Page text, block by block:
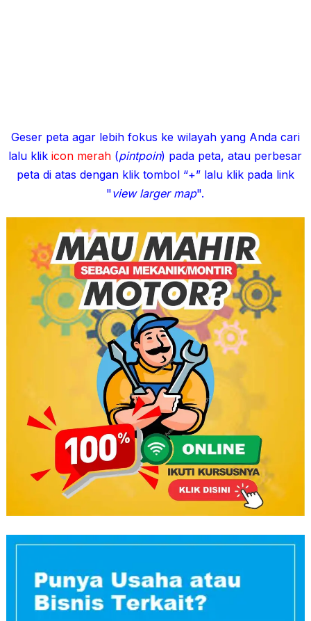
Geser peta agar lebih fokus ke wilayah yang Anda cari
lalu klikicon merah (pintpoin) pada peta, atau perbesar
peta di atas dengan klik tombol “+” lalu klik pada link
"view larger map".